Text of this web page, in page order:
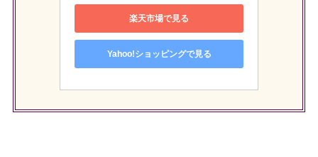
楽天市場で見る
Yahoo!ショッピングで見る